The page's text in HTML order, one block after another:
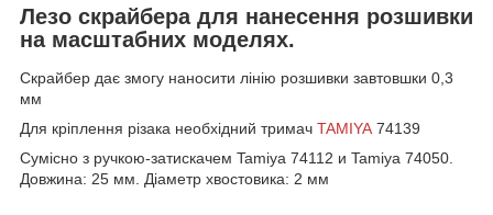
Лезо скрайбера для нанесення розшивки
на масштабних моделях.
Скрайбер дає змогу наносити лінію розшивки завтовшки 0,3
мм
Для кріплення різака необхідний тримач TAMIYA74139
Сумісно з ручкою-затискачем Tamiya 74112 и Tamiya 74050.
Довжина: 25 мм. Діаметр хвостовика: 2 мм